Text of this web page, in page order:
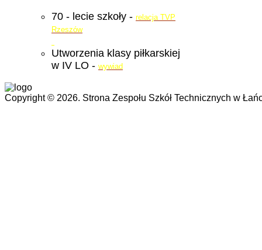
70 - lecie szkoły - relacja TVP
Rzeszów
Utworzenia klasy piłkarskiej
w IV LO - wywiad
Copyright © 2026. Strona Zespołu Szkół Technicznych w